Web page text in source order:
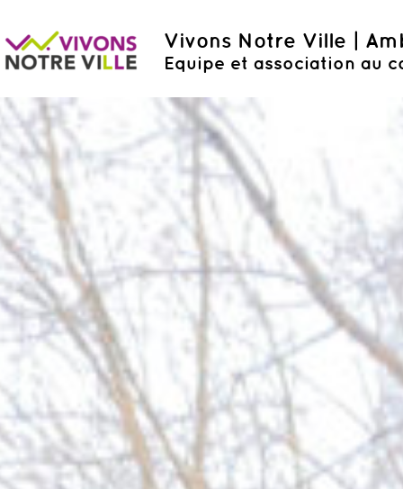
Vivons Notre Ville |
Equipe et association au